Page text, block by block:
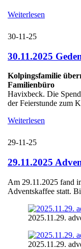
Weiterlesen
30-11-25
30.11.2025
Kolpingsfamilie
Familienbüro
Havixbeck. Die
der Feierstunde zum
Weiterlesen
29-11-25
29.11.2025
Am 29.11.2025 fand
Adventskaffee statt.
2025.11.29.
2025.11.29.